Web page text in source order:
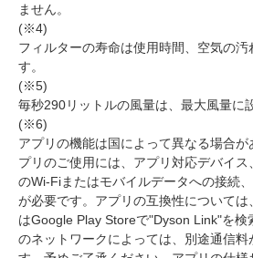
ません。
(※4)
フィルターの寿命は使用時間、空気の汚
す。
(※5)
毎秒290リットルの風量は、最大風量に
(※6)
アプリの機能は国によって異なる場合
プリのご使用には、アプリ対応デバイ
のWi-Fiまたはモバイルデータへの接続
が必要です。アプリの互換性については
はGoogle Play Storeで"Dyson Link"を検
のネットワークによっては、別途通信料